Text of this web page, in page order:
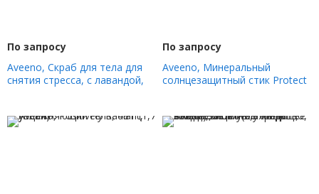
По запросу
Aveeno, Скраб для тела для
снятия стресса, с лавандой,
По запросу
Aveeno, Минеральный
солнцезащитный стик Protect